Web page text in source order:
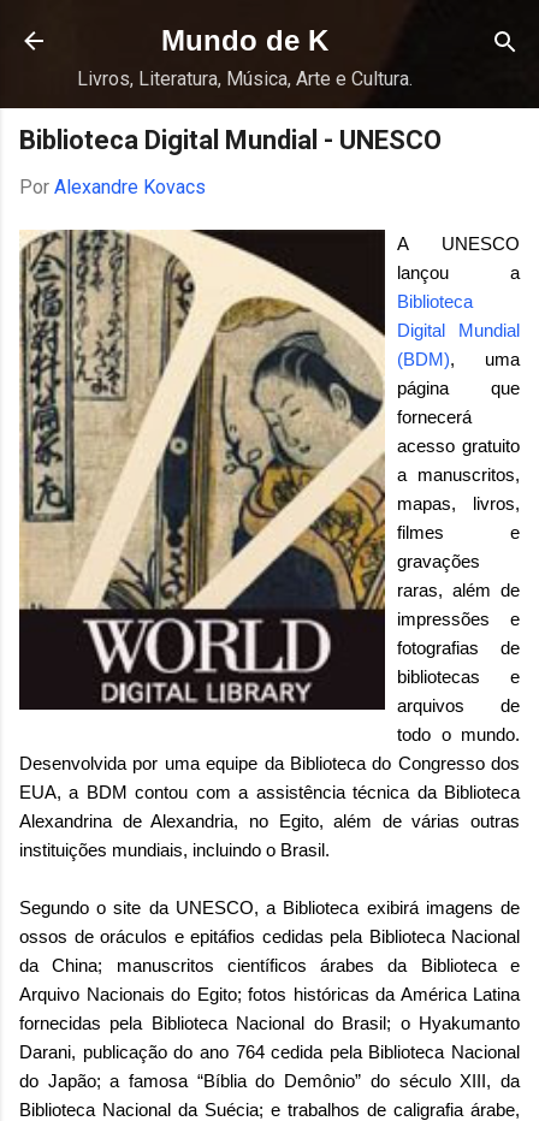
Pular para o conteúdo principal
Mundo de K
Livros, Literatura, Música, Arte e Cultura.
Biblioteca Digital Mundial - UNESCO
Por Alexandre Kovacs
A UNESCO
lançou a
Biblioteca
Digital Mundial
(BDM), uma
página que
fornecerá
acesso gratuito
a manuscritos,
mapas, livros,
filmes e
gravações
raras, além de
impressões e
fotografias de
bibliotecas e
arquivos de
todo o mundo.
Desenvolvida por uma equipe da Biblioteca do Congresso dos
EUA, a BDM contou com a assistência técnica da Biblioteca
Alexandrina de Alexandria, no Egito, além de várias outras
instituições mundiais, incluindo o Brasil.
Segundo o site da UNESCO, a Biblioteca exibirá imagens de
ossos de oráculos e epitáfios cedidas pela Biblioteca Nacional
da China; manuscritos científicos árabes da Biblioteca e
Arquivo Nacionais do Egito; fotos históricas da América Latina
fornecidas pela Biblioteca Nacional do Brasil; o Hyakumanto
Darani, publicação do ano 764 cedida pela Biblioteca Nacional
do Japão; a famosa “Bíblia do Demônio” do século XIII, da
Biblioteca Nacional da Suécia; e trabalhos de caligrafia árabe,